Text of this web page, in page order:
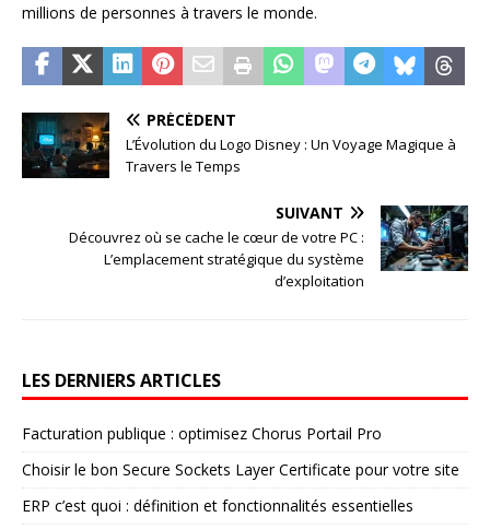
millions de personnes à travers le monde.
PRÉCÉDENT
L’Évolution du Logo Disney : Un Voyage Magique à
Travers le Temps
SUIVANT
Découvrez où se cache le cœur de votre PC :
L’emplacement stratégique du système
d’exploitation
LES DERNIERS ARTICLES
Facturation publique : optimisez Chorus Portail Pro
Choisir le bon Secure Sockets Layer Certificate pour votre site
ERP c’est quoi : définition et fonctionnalités essentielles